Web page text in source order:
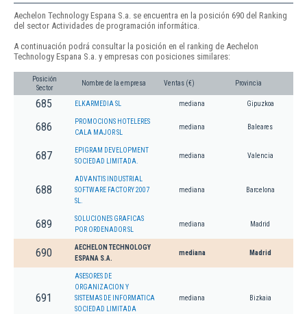
Aechelon Technology Espana S.a. se encuentra en la posición 690 del Ranking
del sector Actividades de programación informática.
A continuación podrá consultar la posición en el ranking de Aechelon
Technology Espana S.a. y empresas con posiciones similares:
Posición
Sector
Nombre de la empresa Ventas (€) Provincia
685 ELKARMEDIA SL mediana Gipuzkoa
686
PROMOCIONS HOTELERES
CALA MAJOR SL
mediana Baleares
687
EPIGRAM DEVELOPMENT
SOCIEDAD LIMITADA.
mediana Valencia
688
ADVANTIS INDUSTRIAL
SOFTWARE FACTORY 2007
SL.
mediana Barcelona
689
SOLUCIONES GRAFICAS
POR ORDENADOR SL
mediana Madrid
690
AECHELON TECHNOLOGY
ESPANA S.A.
mediana Madrid
691
ASESORES DE
ORGANIZACION Y
SISTEMAS DE INFORMATICA
SOCIEDAD LIMITADA
mediana Bizkaia